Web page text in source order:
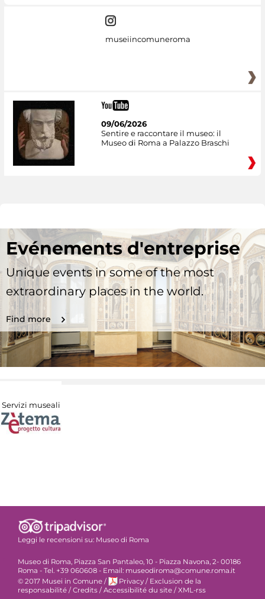
museiincomuneroma
09/06/2026
Sentire e raccontare il museo: il
Museo di Roma a Palazzo Braschi
Evénements d'entreprise
Unique events in some of the most
extraordinary places in the world.
Find more
Servizi museali
Leggi le recensioni su: Museo di Roma
Museo di Roma, Piazza San Pantaleo, 10 - Piazza Navona, 2- 00186
Roma - Tel. +39 060608 - Email: museodiroma@comune.roma.it
© 2017 Musei in Comune / Privacy / Exclusion de la
responsabilité /Credits /Accessibilité du site /XML-rss